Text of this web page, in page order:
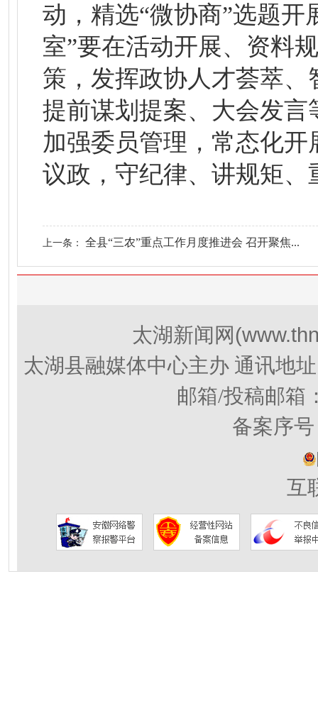
动，精选“微协商”选题开
室”要在活动开展、资料
策，发挥政协人才荟萃、
提前谋划提案、大会发
加强委员管理，常态化
议政，守纪律、讲规矩、
上一条： 全县“三农”重点工作月度推进会 召开聚焦...
太湖新闻网
太湖县融媒体中心主办 通讯地
邮箱/投稿邮箱
备案序
互